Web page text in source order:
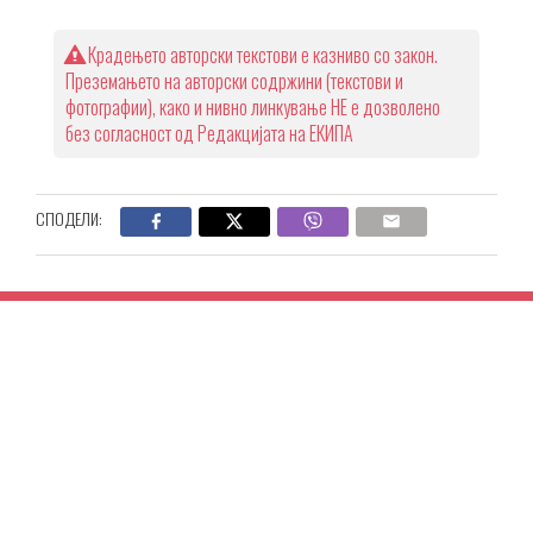
Крадењето авторски текстови е казниво со закон.
Преземањето на авторски содржини (текстови и
фотографии), како и нивно линкување НЕ е дозволено
без согласност од Редакцијата на ЕКИПА
СПОДЕЛИ: